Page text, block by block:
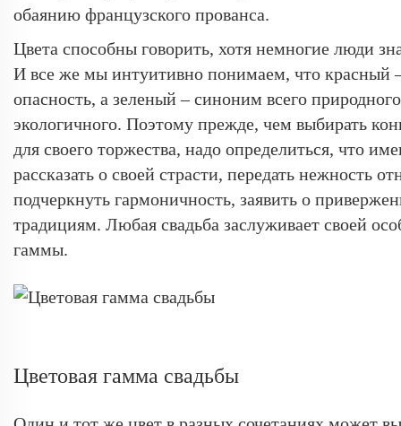
обаянию французского прованса.
Цвета способны говорить, хотя немногие люди
И все же мы интуитивно понимаем, что красный
опасность, а зеленый – синоним всего
экологичного. Поэтому прежде, чем выбирать
для своего торжества, надо определиться, что
рассказать о своей страсти, передать нежность
подчеркнуть гармоничность, заявить о
традициям. Любая свадьба заслуживает своей
гаммы.
Цветовая гамма свадьбы